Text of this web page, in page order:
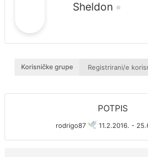
Sheldon
Korisničke grupe
POTPIS
rodrigo87 11.2.2016. -